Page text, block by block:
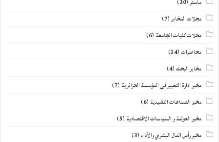
ماستر(20)
مجلات المخابر(7)
مجلات كليات الجامعة (6)
محاضرات(14)
مخابر البحث(4)
مخبر ادارة التغيير في المؤسسة الجزائرية (7)
مخبر الصناعات التقليدية (6)
مخبر العولمة و السياسات الاقتصادية (5)
مخبر رأس المال البشري والأداء(3)